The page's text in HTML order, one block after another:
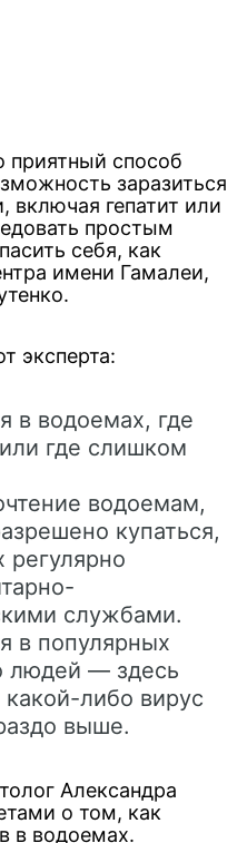
приятный способ
заразиться
гепатит или
простым
себя, как
имени Гамалеи,
эксперта:
в водоемах, где
где слишком
водоемам,
купаться,
регулярно
службами.
в популярных
людей — здесь
какой-либо вирус
выше.
Александра
о том, как
в водоемах.